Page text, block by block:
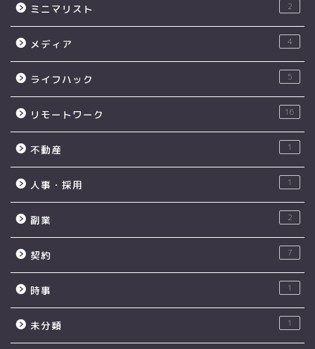
ミニマリスト 2
メディア 4
ライフハック 5
リモートワーク 16
不動産 1
人事・採用 1
副業 2
契約 7
時事 1
未分類 1